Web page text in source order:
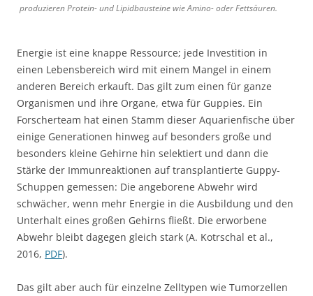
produzieren Protein- und Lipidbausteine wie Amino- oder Fettsäuren.
Energie ist eine knappe Ressource; jede Investition in
einen Lebensbereich wird mit einem Mangel in einem
anderen Bereich erkauft. Das gilt zum einen für ganze
Organismen und ihre Organe, etwa für Guppies. Ein
Forscherteam hat einen Stamm dieser Aquarienfische über
einige Generationen hinweg auf besonders große und
besonders kleine Gehirne hin selektiert und dann die
Stärke der Immunreaktionen auf transplantierte Guppy-
Schuppen gemessen: Die angeborene Abwehr wird
schwächer, wenn mehr Energie in die Ausbildung und den
Unterhalt eines großen Gehirns fließt. Die erworbene
Abwehr bleibt dagegen gleich stark (A. Kotrschal et al.,
2016, PDF).
Das gilt aber auch für einzelne Zelltypen wie Tumorzellen